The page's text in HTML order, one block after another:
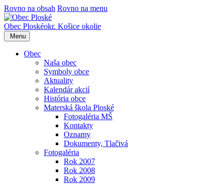
Rovno na obsah Rovno na menu
Obec Ploskéokr. Košice okolie
Menu
Obec
Naša obec
Symboly obce
Aktuality
Kalendár akcií
História obce
Materská škola Ploské
Fotogaléria MŠ
Kontakty
Oznamy
Dokumenty, Tlačivá
Fotogaléria
Rok 2007
Rok 2008
Rok 2009